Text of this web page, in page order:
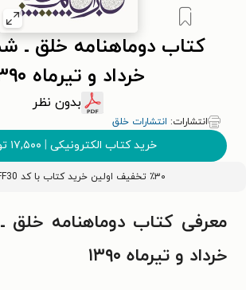
خرداد و تیرماه ۱۳۹۰
بدون نظر
انتشارات: انتشارات خلق
خرید کتاب الکترونیکی | ۱۷,۵۰۰
٪۳۰ تخفیف اولین خرید کتاب با کد
خرداد و تیرماه ۱۳۹۰